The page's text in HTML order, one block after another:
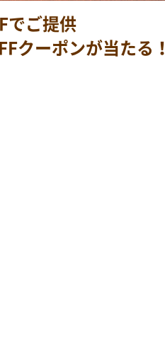
でご提供
クーポンが当たる！